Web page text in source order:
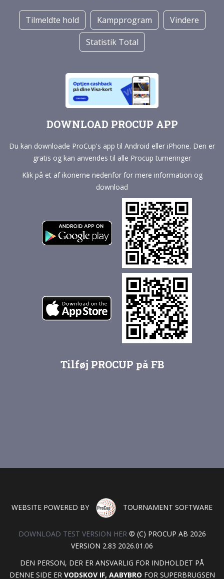
Tilmeldte hold Kampprogram
Vindere
Statistik Total
DOWNLOAD PROCUP APP
Du kan downloade ProCup's app til Android eller iPhone. Den er
gratis og kan anvendes til alle Procup turneringer
Klik på et af ikonerne nedenfor for mere information og
download
Tilføj PROCUP på FB
WEBSITE POWERED BY TOURNAMENT SOFTWARE
DOWNLOAD TEST VERSION HER© (C) PROCUP AB 2026
VERSION 2.83 2026.01.06
DEN PERSON, DER ER ANSVARLIG FOR INDHOLDET PÅ
DENNE SIDE ER VODSKOV IF, AABYBRO FOR SUPERBRUGSEN